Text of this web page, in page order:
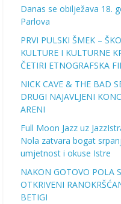
Danas se obilježava 18.
Parlova
PRVI PULSKI ŠMEK –
KULTURE I KULTURNE
ČETIRI ETNOGRAFSKA
NICK CAVE & THE BAD
DRUGI NAJAVLJENI
ARENI
Full Moon Jazz uz
Nola zatvara bogat
umjetnost i okuse Istre
NAKON GOTOVO POLA
OTKRIVENI
BETIGI